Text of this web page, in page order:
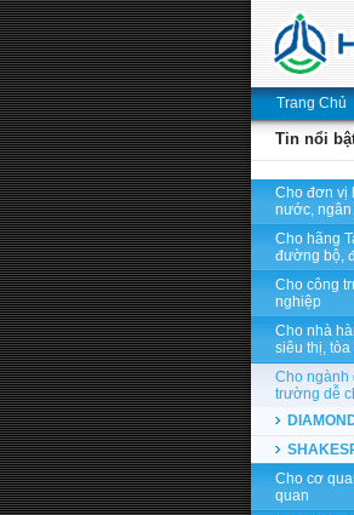
Trang Chủ
Tin nổi
Cho đơn vị
nước, ngân
Cho hãng
đường bộ,
Cho công
nghiệp
Cho nhà
siêu thị, tòa
Cho ngành
trường dễ
Cho cơ
quan